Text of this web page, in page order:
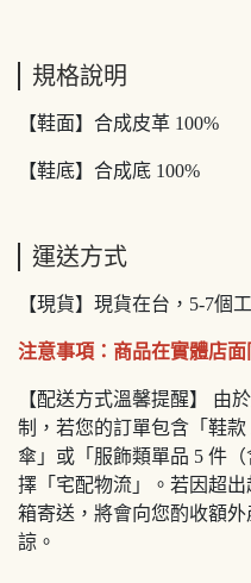
規格說明
【鞋面】合成皮革 100%
【鞋底】合成底 100%
運送方式
【現貨】現貨在台，5-7個
注意事項：商品在實體店
【配送方式溫馨提醒】 由
制，若您的訂單包含「鞋
傘」或「服飾類單品 5 件
擇「宅配物流」。若因超
箱寄送，將會向您酌收額
諒。